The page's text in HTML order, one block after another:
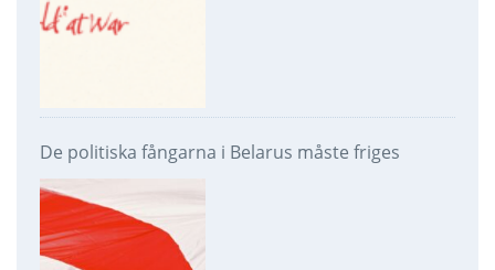
De politiska fångarna i Belarus måste friges